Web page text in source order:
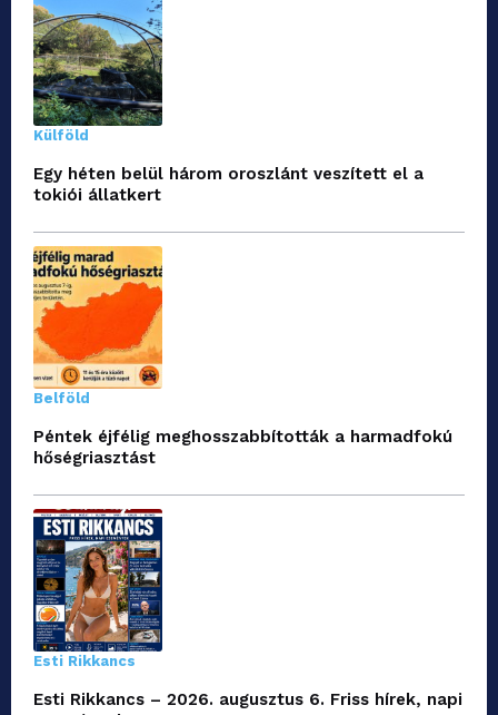
Külföld
Egy héten belül három oroszlánt veszített el a
tokiói állatkert
Belföld
Péntek éjfélig meghosszabbították a harmadfokú
hőségriasztást
Esti Rikkancs
Esti Rikkancs – 2026. augusztus 6. Friss hírek, napi